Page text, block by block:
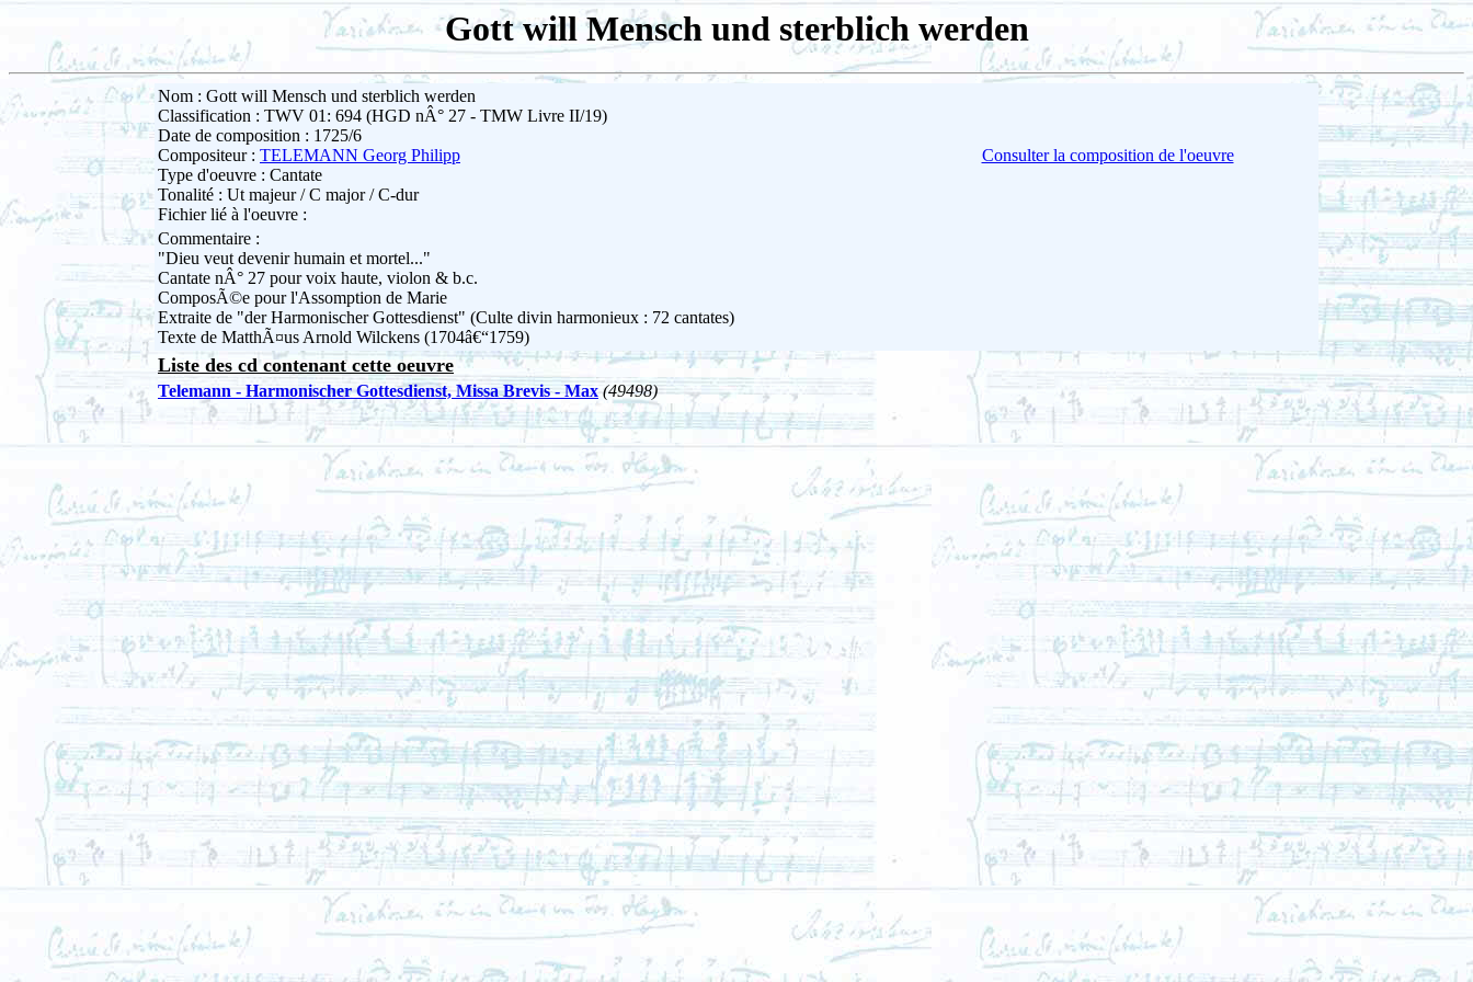
Gott will Mensch und sterblich werden
Nom : Gott will Mensch und sterblich werden
Classification : TWV 01: 694 (HGD nÂ° 27 - TMW Livre II/19)
Date de composition : 1725/6
Compositeur : TELEMANN Georg Philipp
Type d'oeuvre : Cantate
Tonalité : Ut majeur / C major / C-dur
Fichier lié à l'oeuvre :
Consulter la composition de l'oeuvre
Commentaire :
"Dieu veut devenir humain et mortel..."
Cantate nÂ° 27 pour voix haute, violon & b.c.
ComposÃ©e pour l'Assomption de Marie
Extraite de "der Harmonischer Gottesdienst" (Culte divin harmonieux : 72 cantates)
Texte de MatthÃ¤us Arnold Wilckens (1704â€“1759)
Liste des cd contenant cette oeuvre
Telemann - Harmonischer Gottesdienst, Missa Brevis - Max (49498)